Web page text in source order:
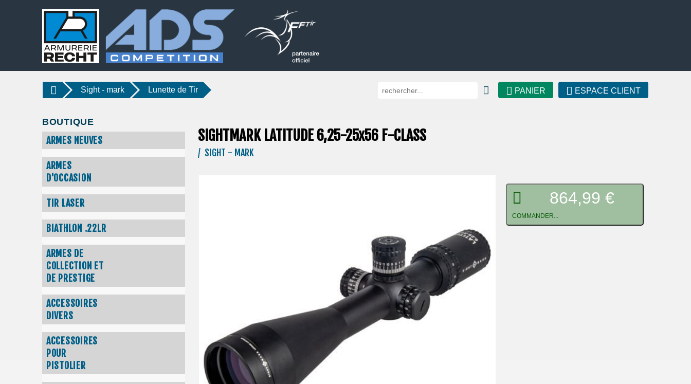
PANIER ESPACE CLIENT
Sight - mark Lunette de Tir
BOUTIQUE
ARMES NEUVES
ARMES
D'OCCASION
TIR LASER
BIATHLON .22LR
ARMES DE
COLLECTION ET
DE PRESTIGE
ACCESSOIRES
DIVERS
ACCESSOIRES
POUR
PISTOLIER
SIGHTMARK LATITUDE 6,25-25x56 F-CLASS
/ SIGHT - MARK
864,99 €
COMMANDER...